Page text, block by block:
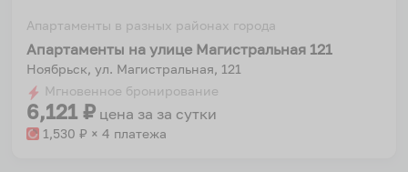
Апартаменты в разных районах города
Апартаменты на улице Магистральная 121
Ноябрьск, ул. Магистральная, 121
Мгновенное бронирование
6,121 ₽ цена за за сутки
1,530 ₽ × 4 платежа